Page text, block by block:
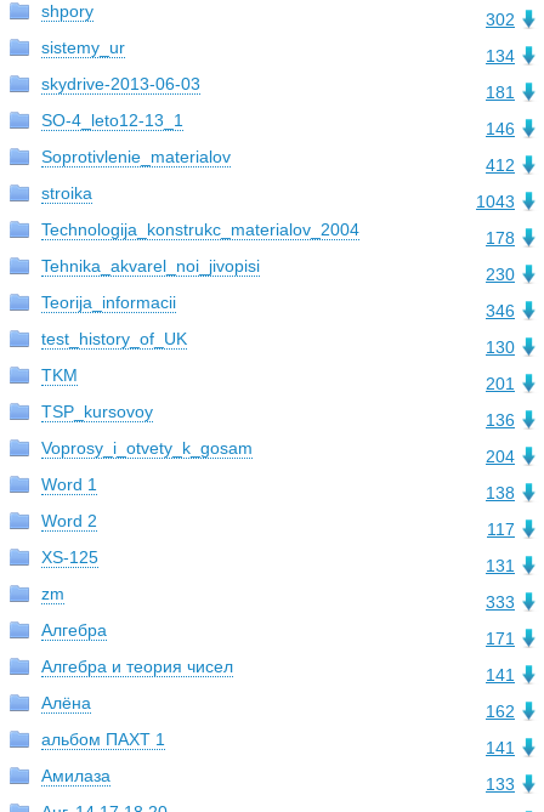
302
shpory
134
sistemy_ur
181
skydrive-2013-06-03
146
SO-4_leto12-13_1
412
Soprotivlenie_materialov
1043
stroika
178
Technologija_konstrukc_materialov_2004
230
Tehnika_akvarel_noi_jivopisi
346
Teorija_informacii
130
test_history_of_UK
201
TKM
136
TSP_kursovoy
204
Voprosy_i_otvety_k_gosam
138
Word 1
117
Word 2
131
XS-125
333
zm
171
Алгебра
141
Алгебра и теория чисел
162
Алёна
141
альбом ПАХТ 1
133
Амилаза